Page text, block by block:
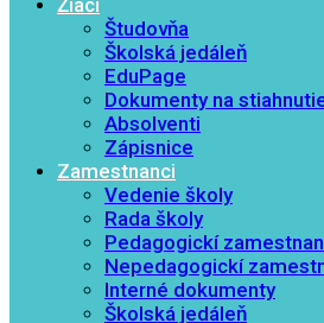
Žiaci
Študovňa
Školská jedáleň
EduPage
Dokumenty na
Absolventi
Zápisnice
Zamestnanci
Vedenie školy
Rada školy
Pedagogickí
Nepedagogickí
Interné dokumenty
Školská jedáleň